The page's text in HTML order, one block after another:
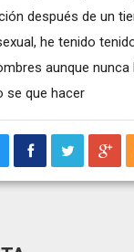
después de un
he tenido
aunque
se que hacer